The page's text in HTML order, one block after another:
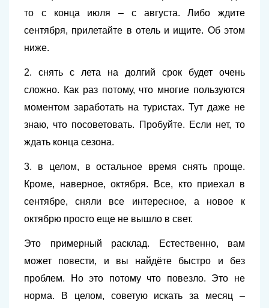
то с конца июля – с августа. Либо ждите
сентября, прилетайте в отель и ищите. Об этом
ниже.
2. снять с лета на долгий срок будет очень
сложно. Как раз потому, что многие пользуются
моментом заработать на туристах. Тут даже не
знаю, что посоветовать. Пробуйте. Если нет, то
ждать конца сезона.
3. в целом, в остальное время снять проще.
Кроме, наверное, октября. Все, кто приехал в
сентябре, сняли все интересное, а новое к
октябрю просто еще не вышло в свет.
Это примерный расклад. Естественно, вам
может повести, и вы найдёте быстро и без
проблем. Но это потому что повезло. Это не
норма. В целом, советую искать за месяц –